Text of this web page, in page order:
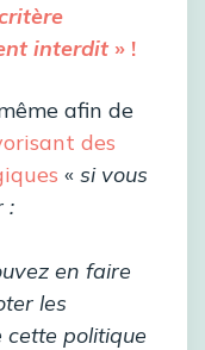
interdit » !
afin de
des
« si vous
:
en faire
les
politique